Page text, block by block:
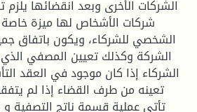
الشركات الأخرى وبعد انقضائها
شركات الأشخاص لها ميزة خاصة
الشخصي للشركاء، ويكون باتفاق
الشركة وكذلك تعيين المصفي
الشركاء إذا كان موجود في العقد
تعينه من طرف القضاء إذا لم
تأتي عملية قسمة ناتج التصفية